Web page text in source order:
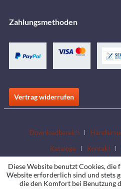
Zahlungsmethoden
Vertrag widerrufen
Downloadbereich
Kataloge
Kontakt
Diese Website benutzt Cookies,
Website erforderlich sind und stets
die den Komfort bei Benutzung